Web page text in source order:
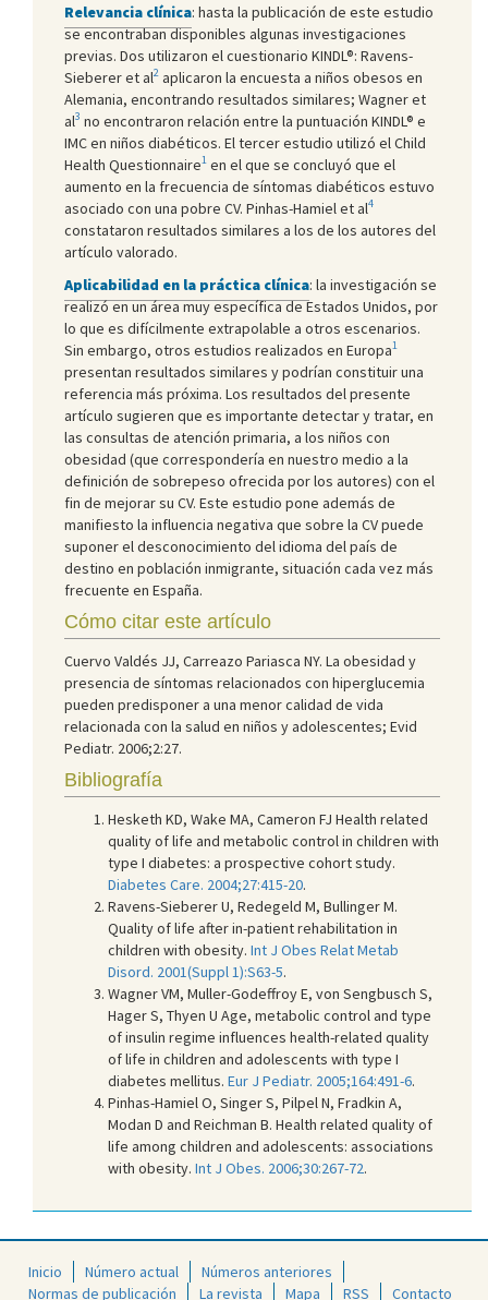
Relevancia clínica: hasta la publicación de este estudio
se encontraban disponibles algunas investigaciones
previas. Dos utilizaron el cuestionario KINDL®: Ravens-
Sieberer et al2 aplicaron la encuesta a niños obesos en
Alemania, encontrando resultados similares; Wagner et
al3 no encontraron relación entre la puntuación KINDL® e
IMC en niños diabéticos. El tercer estudio utilizó el Child
Health Questionnaire1 en el que se concluyó que el
aumento en la frecuencia de síntomas diabéticos estuvo
asociado con una pobre CV. Pinhas-Hamiel et al4
constataron resultados similares a los de los autores del
artículo valorado.
Aplicabilidad en la práctica clínica: la investigación se
realizó en un área muy específica de Estados Unidos, por
lo que es difícilmente extrapolable a otros escenarios.
Sin embargo, otros estudios realizados en Europa1
presentan resultados similares y podrían constituir una
referencia más próxima. Los resultados del presente
artículo sugieren que es importante detectar y tratar, en
las consultas de atención primaria, a los niños con
obesidad (que correspondería en nuestro medio a la
definición de sobrepeso ofrecida por los autores) con el
fin de mejorar su CV. Este estudio pone además de
manifiesto la influencia negativa que sobre la CV puede
suponer el desconocimiento del idioma del país de
destino en población inmigrante, situación cada vez más
frecuente en España.
Cómo citar este artículo
Cuervo Valdés JJ, Carreazo Pariasca NY. La obesidad y
presencia de síntomas relacionados con hiperglucemia
pueden predisponer a una menor calidad de vida
relacionada con la salud en niños y adolescentes; Evid
Pediatr. 2006;2:27.
Bibliografía
Hesketh KD, Wake MA, Cameron FJ Health related
quality of life and metabolic control in children with
type I diabetes: a prospective cohort study.
Diabetes Care. 2004;27:415-20.
Ravens-Sieberer U, Redegeld M, Bullinger M.
Quality of life after in-patient rehabilitation in
children with obesity. Int J Obes Relat Metab
Disord. 2001(Suppl 1):S63-5.
Wagner VM, Muller-Godeffroy E, von Sengbusch S,
Hager S, Thyen U Age, metabolic control and type
of insulin regime influences health-related quality
of life in children and adolescents with type I
diabetes mellitus. Eur J Pediatr. 2005;164:491-6.
Pinhas-Hamiel O, Singer S, Pilpel N, Fradkin A,
Modan D and Reichman B. Health related quality of
life among children and adolescents: associations
with obesity. Int J Obes. 2006;30:267-72.
Inicio Número actual
Números anteriores
Normas de publicación
La revista Mapa RSS Contacto